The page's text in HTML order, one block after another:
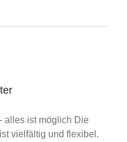
alles ist möglich Die
vielfältig und flexibel.